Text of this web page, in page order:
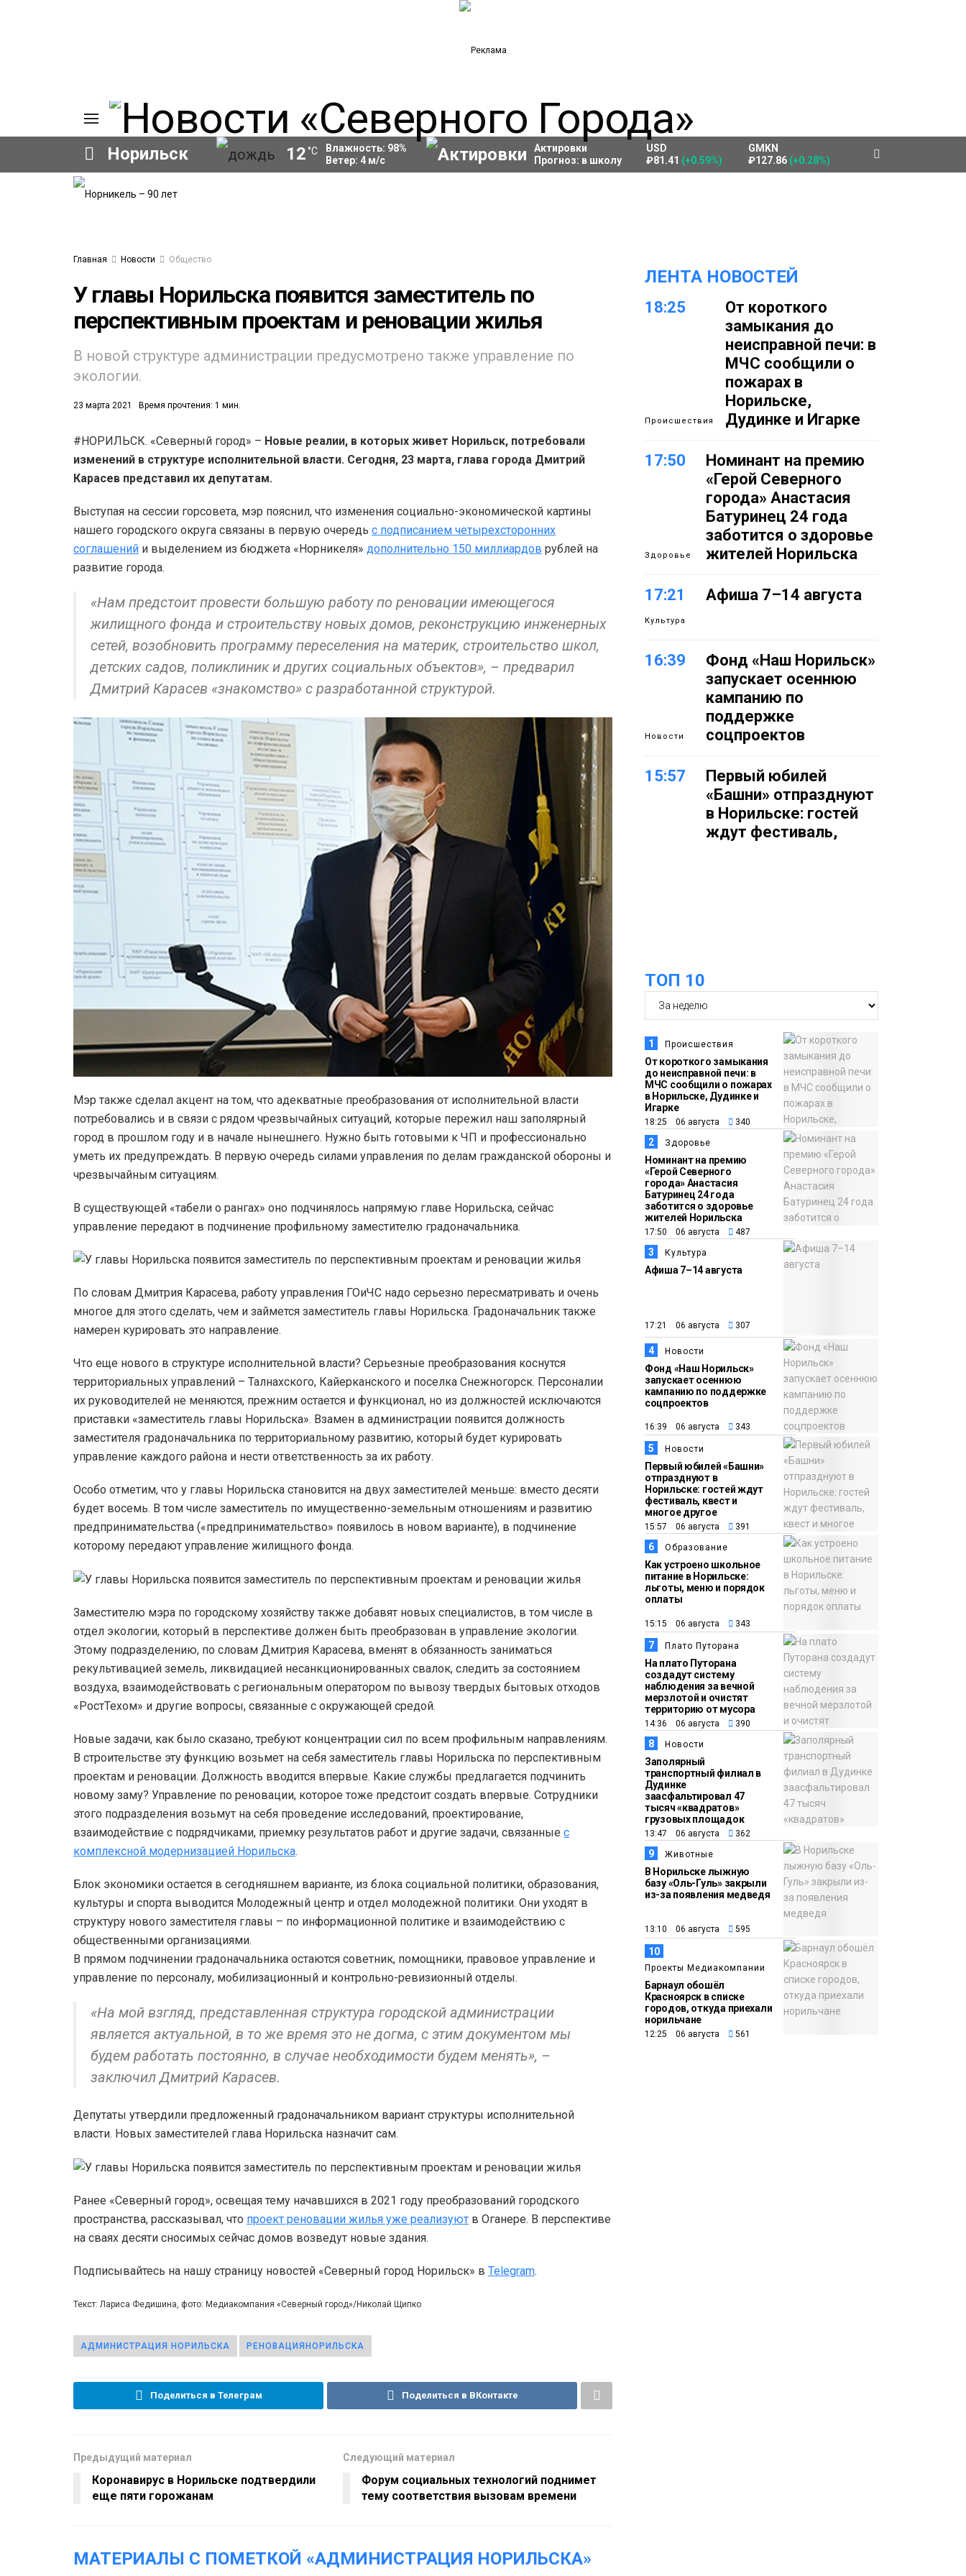
Норильск 12 °C Влажность: 98%
Ветер: 4м/с
Актировки
Прогноз: в школу
USD
₽81.41 (+0.59%)
GMKN
₽127.86 (+0.28%)
Главная Новости Общество
У главы Норильска появится заместитель по
перспективным проектам и реновации жилья
В новой структуре администрации предусмотрено также управление по
экологии.
23 марта 2021 Время прочтения: 1 мин.
#НОРИЛЬСК. «Северный город» – Новые реалии, в которых живет Норильск, потребовали
изменений в структуре исполнительной власти. Сегодня, 23 марта, глава города Дмитрий
Карасев представил их депутатам.
Выступая на сессии горсовета, мэр пояснил, что изменения социально-экономической картины
нашего городского округа связаны в первую очередь с подписанием четырехсторонних
соглашений и выделением из бюджета «Норникеля» дополнительно 150 миллиардов рублей на
развитие города.
«Нам предстоит провести большую работу по реновации имеющегося
жилищного фонда и строительству новых домов, реконструкцию инженерных
сетей, возобновить программу переселения на материк, строительство школ,
детских садов, поликлиник и других социальных объектов», – предварил
Дмитрий Карасев «знакомство» с разработанной структурой.
Мэр также сделал акцент на том, что адекватные преобразования от исполнительной власти
потребовались и в связи с рядом чрезвычайных ситуаций, которые пережил наш заполярный
город в прошлом году и в начале нынешнего. Нужно быть готовыми к ЧП и профессионально
уметь их предупреждать. В первую очередь силами управления по делам гражданской обороны и
чрезвычайным ситуациям.
В существующей «табели о рангах» оно подчинялось напрямую главе Норильска, сейчас
управление передают в подчинение профильному заместителю градоначальника.
По словам Дмитрия Карасева, работу управления ГОиЧС надо серьезно пересматривать и очень
многое для этого сделать, чем и займется заместитель главы Норильска. Градоначальник также
намерен курировать это направление.
Что еще нового в структуре исполнительной власти? Серьезные преобразования коснутся
территориальных управлений – Талнахского, Кайерканского и поселка Снежногорск. Персоналии
их руководителей не меняются, прежним остается и функционал, но из должностей исключаются
приставки «заместитель главы Норильска». Взамен в администрации появится должность
заместителя градоначальника по территориальному развитию, который будет курировать
управление каждого района и нести ответственность за их работу.
Особо отметим, что у главы Норильска становится на двух заместителей меньше: вместо десяти
будет восемь. В том числе заместитель по имущественно-земельным отношениям и развитию
предпринимательства («предпринимательство» появилось в новом варианте), в подчинение
которому передают управление жилищного фонда.
Заместителю мэра по городскому хозяйству также добавят новых специалистов, в том числе в
отдел экологии, который в перспективе должен быть преобразован в управление экологии.
Этому подразделению, по словам Дмитрия Карасева, вменят в обязанность заниматься
рекультивацией земель, ликвидацией несанкционированных свалок, следить за состоянием
воздуха, взаимодействовать с региональным оператором по вывозу твердых бытовых отходов
«РостТехом» и другие вопросы, связанные с окружающей средой.
Новые задачи, как было сказано, требуют концентрации сил по всем профильным направлениям.
В строительстве эту функцию возьмет на себя заместитель главы Норильска по перспективным
проектам и реновации. Должность вводится впервые. Какие службы предлагается подчинить
новому заму? Управление по реновации, которое тоже предстоит создать впервые. Сотрудники
этого подразделения возьмут на себя проведение исследований, проектирование,
взаимодействие с подрядчиками, приемку результатов работ и другие задачи, связанные с
комплексной модернизацией Норильска.
Блок экономики остается в сегодняшнем варианте, из блока социальной политики, образования,
культуры и спорта выводится Молодежный центр и отдел молодежной политики. Они уходят в
структуру нового заместителя главы – по информационной политике и взаимодействию с
общественными организациями.
В прямом подчинении градоначальника остаются советник, помощники, правовое управление и
управление по персоналу, мобилизационный и контрольно-ревизионный отделы.
«На мой взгляд, представленная структура городской администрации
является актуальной, в то же время это не догма, с этим документом мы
будем работать постоянно, в случае необходимости будем менять», –
заключил Дмитрий Карасев.
Депутаты утвердили предложенный градоначальником вариант структуры исполнительной
власти. Новых заместителей глава Норильска назначит сам.
Ранее «Северный город», освещая тему начавшихся в 2021 году преобразований городского
пространства, рассказывал, что проект реновации жилья уже реализуют в Оганере. В перспективе
на сваях десяти сносимых сейчас домов возведут новые здания.
Подписывайтесь на нашу страницу новостей «Северный город Норильск» в Telegram.
Текст: Лариса Федишина, фото: Медиакомпания «Северный город»/Николай Щипко
АДМИНИСТРАЦИЯ НОРИЛЬСКА РЕНОВАЦИЯНОРИЛЬСКА
Поделиться в Телеграм Поделиться в ВКонтакте
Предыдущий материал
Коронавирус в Норильске подтвердили
еще пяти горожанам
Следующий материал
Форум социальных технологий поднимет
тему соответствия вызовам времени
МАТЕРИАЛЫ С ПОМЕТКОЙ «АДМИНИСТРАЦИЯ НОРИЛЬСКА»
ЛЕНТА НОВОСТЕЙ
18:25
Происшествия
От короткого
замыкания до
неисправной печи: в
МЧС сообщили о
пожарах в
Норильске,
Дудинке и Игарке
17:50
Здоровье
Номинант на премию
«Герой Северного
города» Анастасия
Батуринец 24 года
заботится о здоровье
жителей Норильска
17:21
Культура
Афиша 7–14 августа
16:39
Новости
Фонд «Наш Норильск»
запускает осеннюю
кампанию по
поддержке
соцпроектов
15:57
Первый юбилей
«Башни» отпразднуют
в Норильске: гостей
ждут фестиваль,
14:36
Плато
Путорана
На плато Путорана
создадут систему
наблюдения за вечной
мерзлотой и очистят
территорию от мусора
13:47
Новости
Заполярный
транспортный филиал
в Дудинке
заасфальтировал 47
тысяч «квадратов»
грузовых площадок
13:10
В Норильске лыжную
базу «Оль-Гуль»
12:25
Медиакомпании
Барнаул обошёл
Красноярск в
списке городов,
откуда приехали
норильчане
ТОП 10
1 Происшествия
От короткого замыкания
до неисправной печи: в
МЧС сообщили о пожарах
в Норильске, Дудинке и
Игарке
18:25 06 августа 340
2 Здоровье
Номинант на премию
«Герой Северного
города» Анастасия
Батуринец 24 года
заботится о здоровье
жителей Норильска
17:50 06 августа 487
3 Культура
Афиша 7–14 августа
17:21 06 августа 307
4 Новости
Фонд «Наш Норильск»
запускает осеннюю
кампанию по поддержке
соцпроектов
16:39 06 августа 343
5 Новости
Первый юбилей «Башни»
отпразднуют в
Норильске: гостей ждут
фестиваль, квест и
многое другое
15:57 06 августа 391
6 Образование
Как устроено школьное
питание в Норильске:
льготы, меню и порядок
оплаты
15:15 06 августа 343
7 Плато Путорана
На плато Путорана
создадут систему
наблюдения за вечной
мерзлотой и очистят
территорию от мусора
14:36 06 августа 390
8 Новости
Заполярный
транспортный филиал в
Дудинке
заасфальтировал 47
тысяч «квадратов»
грузовых площадок
13:47 06 августа 362
9 Животные
В Норильске лыжную
базу «Оль-Гуль» закрыли
из-за появления медведя
13:10 06 августа 595
10
Проекты Медиакомпании
Барнаул обошёл
Красноярск в списке
городов, откуда приехали
норильчане
12:25 06 августа 561